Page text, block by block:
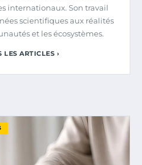
internationaux. Son travail
scientifiques aux réalités
et les écosystèmes.
LES ARTICLES ›